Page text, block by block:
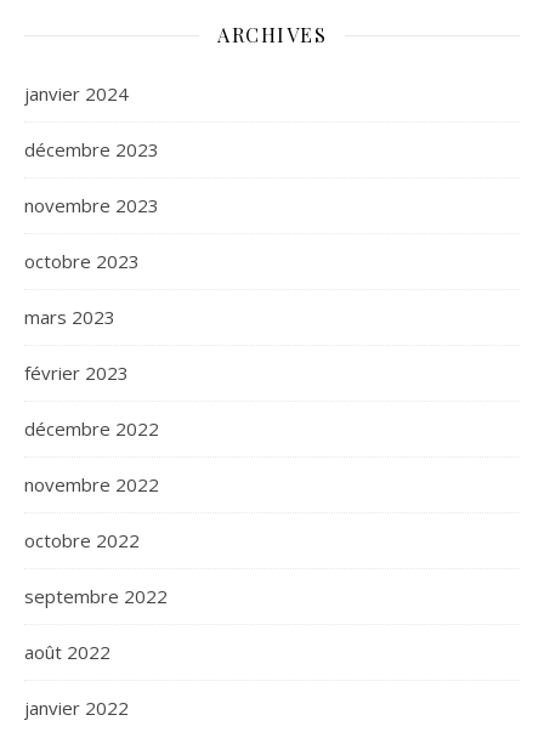
ARCHIVES
janvier 2024
décembre 2023
novembre 2023
octobre 2023
mars 2023
février 2023
décembre 2022
novembre 2022
octobre 2022
septembre 2022
août 2022
janvier 2022